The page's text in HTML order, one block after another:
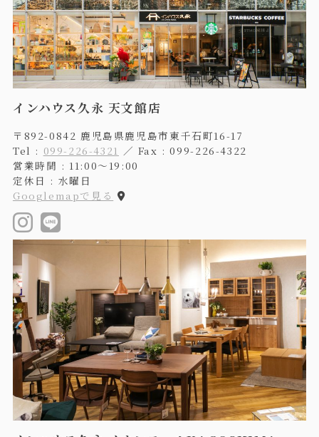
インハウス久永 天文館店
〒892-0842 鹿児島県鹿児島市東千石町16-17
Tel : 099-226-4321 ／ Fax : 099-226-4322
営業時間 : 11:00〜19:00
定休日 : 水曜日
Googlemapで見る